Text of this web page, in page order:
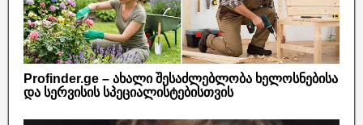
Profinder.ge – ახალი შესაძლებლობა ხელოსნებისა
და სერვისის სპეციალისტებისთვის